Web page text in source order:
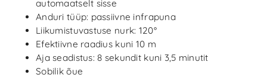
automaatselt sisse
Anduri tüüp: passiivne infrapuna
Liikumistuvastuse nurk: 120°
Efektiivne raadius kuni 10 m
Aja seadistus: 8 sekundit kuni 3,5 minutit
Sobilik õue